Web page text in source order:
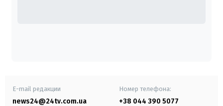
E-mail редакции
news24@24tv.com.ua
Номер телефона:
+38 044 390 5077